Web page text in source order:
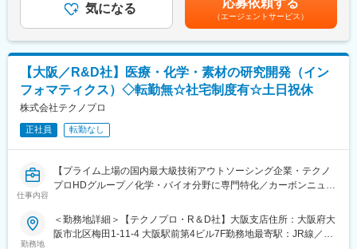
解決、豊な社会の実現に貢献しています。
変更の範囲：会社の定める業務
・ヒトiPS細胞由来オルガノイド研究におけるバイオインフォマテ
ィクス
・NGSを用いた遺伝子解析法開発
・健康予測情報サービス事業に関するインフォマティクス
・材料開発における最適な合成ルート、触媒探索
＜1800種類以上の研修プログラム＞
Excelなどのビジネススキル向上の講座から分析機器の取り扱い方
関する研修まで、レベルに合わせて受講可能。オンライン受講が
可能のため、働きながらも学べます。
研究員が働きながら学位取得を目指せる制度です。会社が受験料
から、入学金、授業料までの全額を負担。在学中はもちろん給与
性があります。月給(月額)は固定手当を含めた表記です。
気になる 応募依頼する
（エージェントサービス）
【大阪／R&D社】医療・化学・素材の研究開発（イン
フォマティクス）◇転勤無☆社宅制度有☆土日祝休
株式会社テクノプロ
正社員 転勤なし
仕事内容
【プライム上場の国内最大級技術アウトソーシング企業・テクノ
プロHDグループ／化学・バイオ分野に専門特化／カーボンニュー
多く支援】
■業務概要：
勤務地
＜勤務地詳細＞【テクノプロ・R＆D社】大阪支店住所：大阪府大
阪市北区梅田1-11-4 大阪駅前第4ビル7F勤務地最寄駅：JR線／大